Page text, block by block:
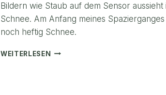
Bildern wie Staub auf dem Sensor aussieht
Schnee. Am Anfang meines
noch heftig Schnee.
WEITERLESEN
SCHNEELANDSCHAFT